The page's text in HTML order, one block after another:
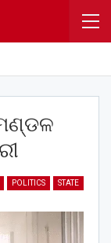
POLITICS STATE